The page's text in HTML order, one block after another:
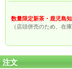
数量限定新茶・鹿児島
（店頭併売のため、在
注文